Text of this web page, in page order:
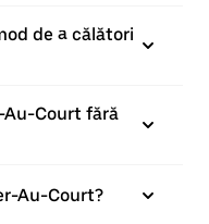
de a călători
Au-Court fără
Au-Court?